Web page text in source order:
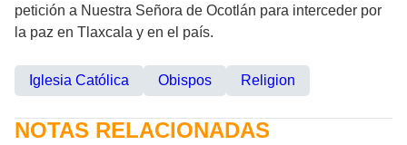
petición a Nuestra Señora de Ocotlán para interceder por
la paz en Tlaxcala y en el país.
Iglesia Católica Obispos Religion
NOTAS RELACIONADAS